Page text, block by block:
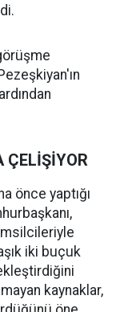
ÇELİŞİYOR
önce yaptığı
iki buçuk
kaynaklar,